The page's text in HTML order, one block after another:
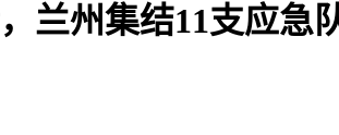
兰州集结11支应急